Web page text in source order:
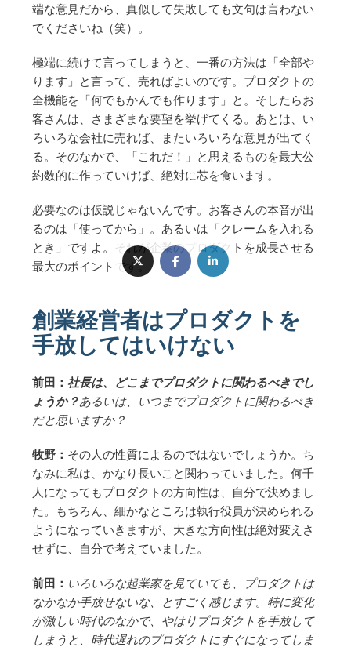
端な意見だから、真似して失敗しても文句は言わない
でくださいね（笑）。
極端に続けて言ってしまうと、一番の方法は「全部や
ります」と言って、売ればよいのです。プロダクトの
全機能を「何でもかんでも作ります」と。そしたらお
客さんは、さまざまな要望を挙げてくる。あとは、い
ろいろな会社に売れば、またいろいろな意見が出てく
る。そのなかで、「これだ！」と思えるものを最大公
約数的に作っていけば、絶対に芯を食います。
必要なのは仮説じゃないんです。お客さんの本音が出
るのは「使ってから」。あるいは「クレームを入れる
とき」ですよ。それが企業のプロダクトを成長させる
最大のポイントです。
創業経営者はプロダクトを
手放してはいけない
前田： 社長は、どこまでプロダクトに関わるべきでし
ょうか？あるいは、いつまでプロダクトに関わるべき
だと思いますか？
牧野： その人の性質によるのではないでしょうか。ち
なみに私は、かなり長いこと関わっていました。何千
人になってもプロダクトの方向性は、自分で決めまし
た。もちろん、細かなところは執行役員が決められる
ようになっていきますが、大きな方向性は絶対変えさ
せずに、自分で考えていました。
前田： いろいろな起業家を見ていても、プロダクトは
なかなか手放せないな、とすごく感じます。特に変化
が激しい時代のなかで、やはりプロダクトを手放して
しまうと、時代遅れのプロダクトにすぐになってしま